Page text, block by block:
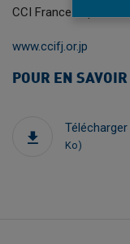
CCI France Japon
www.ccifj.or.jp
POUR EN
Ko)